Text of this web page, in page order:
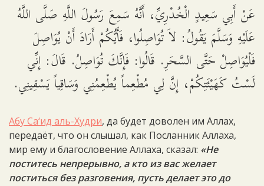
عَنْ أَبِي سَعِيدٍ الْخُدْرِيِّ، أَنَّهُ سَمِعَ رَسُولَ اللَّهِ صَلَّى اللَّهُ
عَلَيْهِ وَسَلَّمَ يَقُولُ: لاَ تُوَاصِلُوا، فَأَيُّكُمْ أَرَادَ أَنْ يُوَاصِلَ
فَلْيُوَاصِلْ حَتَّى السَّحَرِ. قَالُوا: فَإِنَّكَ تُوَاصِلُ. قَالَ: إِنِّي
لَسْتُ كَهَيْئَتِكُمْ، إِنَّ لِي مُطْعِماً يُطْعِمُنِي وَسَاقِياً يَسْقِينِي.
Абу Са‘ид аль-Худри, да будет доволен им Аллах,
передаёт, что он слышал, как Посланник Аллаха,
мир ему и благословение Аллаха, сказал: «Не
поститесь непрерывно, а кто из вас желает
поститься без разговения, пусть делает это до